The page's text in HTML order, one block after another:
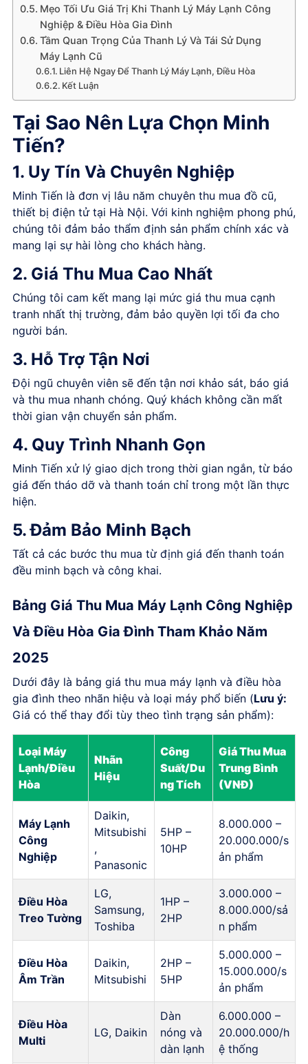
Mẹo Tối Ưu Giá Trị Khi Thanh Lý Máy Lạnh Công
Nghiệp & Điều Hòa Gia Đình
Tầm Quan Trọng Của Thanh Lý Và Tái Sử Dụng
Máy Lạnh Cũ
Liên Hệ Ngay Để Thanh Lý Máy Lạnh, Điều Hòa
Kết Luận
Tại Sao Nên Lựa Chọn Minh
Tiến?
1. Uy Tín Và Chuyên Nghiệp
Minh Tiến là đơn vị lâu năm chuyên thu mua đồ cũ,
thiết bị điện tử tại Hà Nội. Với kinh nghiệm phong phú,
chúng tôi đảm bảo thẩm định sản phẩm chính xác và
mang lại sự hài lòng cho khách hàng.
2. Giá Thu Mua Cao Nhất
Chúng tôi cam kết mang lại mức giá thu mua cạnh
tranh nhất thị trường, đảm bảo quyền lợi tối đa cho
người bán.
3. Hỗ Trợ Tận Nơi
Đội ngũ chuyên viên sẽ đến tận nơi khảo sát, báo giá
và thu mua nhanh chóng. Quý khách không cần mất
thời gian vận chuyển sản phẩm.
4. Quy Trình Nhanh Gọn
Minh Tiến xử lý giao dịch trong thời gian ngắn, từ báo
giá đến tháo dỡ và thanh toán chỉ trong một lần thực
hiện.
5. Đảm Bảo Minh Bạch
Tất cả các bước thu mua từ định giá đến thanh toán
đều minh bạch và công khai.
Bảng Giá Thu Mua Máy Lạnh Công Nghiệp
Và Điều Hòa Gia Đình Tham Khảo Năm
2025
Dưới đây là bảng giá thu mua máy lạnh và điều hòa
gia đình theo nhãn hiệu và loại máy phổ biến (Lưu ý:
Giá có thể thay đổi tùy theo tình trạng sản phẩm):
Loại Máy
Lạnh/Điều
Hòa
Nhãn
Hiệu
Công
Suất/Du
ng Tích
Giá Thu Mua
Trung Bình
(VNĐ)
Máy Lạnh
Công
Nghiệp
Daikin,
Mitsubishi
,
Panasonic
5HP –
10HP
8.000.000 –
20.000.000/s
ản phẩm
Điều Hòa
Treo Tường
LG,
Samsung,
Toshiba
1HP –
2HP
3.000.000 –
8.000.000/sả
n phẩm
Điều Hòa
Âm Trần
Daikin,
Mitsubishi
2HP –
5HP
5.000.000 –
15.000.000/s
ản phẩm
Điều Hòa
Multi
LG, Daikin
Dàn
nóng và
dàn lạnh
6.000.000 –
20.000.000/h
ệ thống